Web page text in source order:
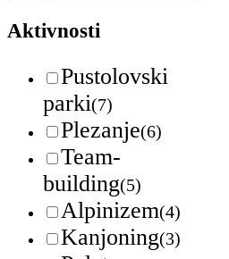
Aktivnosti
Pustolovski
parki(7)
Plezanje(6)
Team-
building(5)
Alpinizem(4)
Kanjoning(3)